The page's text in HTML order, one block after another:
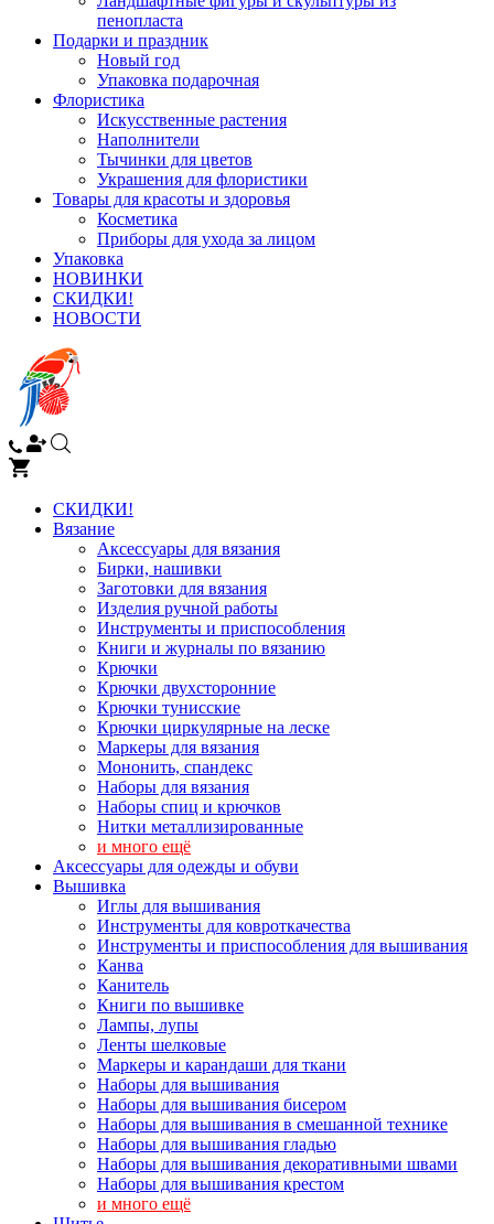
пенопласта
Подарки и праздник
Новый год
Упаковка подарочная
Флористика
Искусственные растения
Наполнители
Тычинки для цветов
Украшения для флористики
Товары для красоты и здоровья
Косметика
Приборы для ухода за лицом
Упаковка
НОВИНКИ
СКИДКИ!
НОВОСТИ
СКИДКИ!
Вязание
Аксессуары для вязания
Бирки, нашивки
Заготовки для вязания
Изделия ручной работы
Инструменты и приспособления
Книги и журналы по вязанию
Крючки
Крючки двухсторонние
Крючки тунисские
Крючки циркулярные на леске
Маркеры для вязания
Мононить, спандекс
Наборы для вязания
Наборы спиц и крючков
Нитки металлизированные
и много ещё
Аксессуары для одежды и обуви
Вышивка
Иглы для вышивания
Инструменты для ковроткачества
Инструменты и приспособления для вышивания
Канва
Канитель
Книги по вышивке
Лампы, лупы
Ленты шелковые
Маркеры и карандаши для ткани
Наборы для вышивания
Наборы для вышивания бисером
Наборы для вышивания в смешанной технике
Наборы для вышивания гладью
Наборы для вышивания декоративными швами
Наборы для вышивания крестом
и много ещё